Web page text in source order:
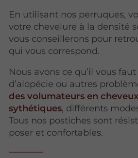
En utilisant nos perruques,
votre chevelure à la densité
vous conseillerons pour
qui vous correspond.
Nous avons ce qu’il vous
d’alopécie ou autres
des volumateurs en
sythétiques, différents
Tous nos postiches sont
poser et confortables.